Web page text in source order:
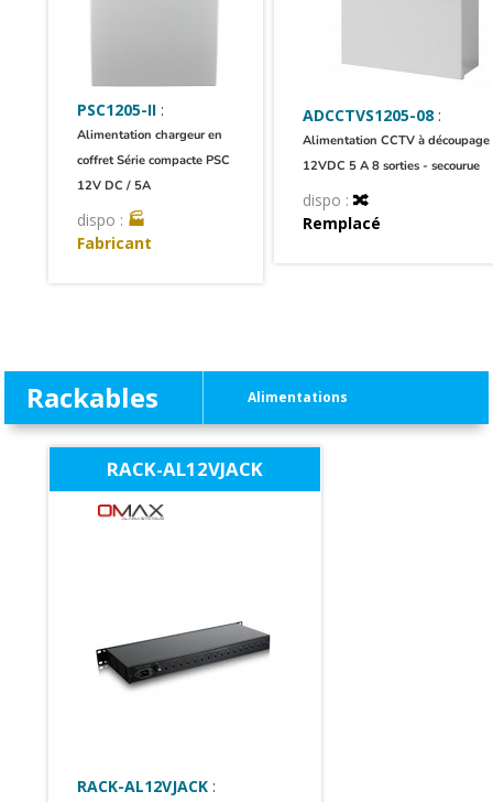
PSC1205-II :
Alimentation chargeur en
coffret Série compacte PSC
12V DC / 5A
dispo : 🏭
Fabricant
ADCCTVS1205-08 :
Alimentation CCTV à découpage
12VDC 5 A 8 sorties - secourue
dispo : 🔀
Remplacé
Rackables Alimentations
RACK-AL12VJACK
RACK-AL12VJACK :